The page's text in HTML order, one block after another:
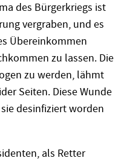
des Bürgerkriegs ist
vergraben, und es
Übereinkommen
zu lassen. Die
zu werden, lähmt
Seiten. Diese Wunde
desinfiziert worden
als Retter